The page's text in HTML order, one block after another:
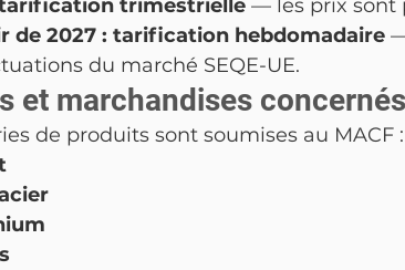
trimestrielle — les prix sont
de 2027 : tarification hebdomadaire
du marché SEQE-UE.
et marchandises concernés
de produits sont soumises au MACF :